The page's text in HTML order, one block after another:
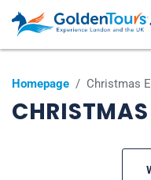
Homepage / Christmas